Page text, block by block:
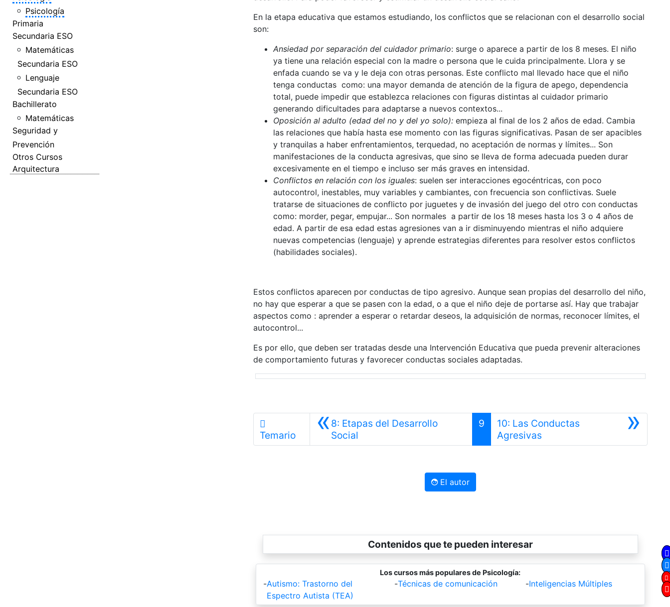
Psicología
Primaria
Secundaria ESO
Matemáticas
Secundaria ESO
Lenguaje
Secundaria ESO
Bachillerato
Matemáticas
Seguridad y
Prevención
Otros Cursos
Arquitectura
En la etapa educativa que estamos estudiando, los conflictos que se relacionan con el desarrollo social
son:
Ansiedad por separación del cuidador primario: surge o aparece a partir de los 8 meses. El niño
ya tiene una relación especial con la madre o persona que le cuida principalmente. Llora y se
enfada cuando se va y le deja con otras personas. Este conflicto mal llevado hace que el niño
tenga conductas como: una mayor demanda de atención de la figura de apego, dependencia
total, puede impedir que establezca relaciones con figuras distintas al cuidador primario
generando dificultades para adaptarse a nuevos contextos...
Oposición al adulto (edad del no y del yo solo):empieza al final de los 2 años de edad. Cambia
las relaciones que había hasta ese momento con las figuras significativas. Pasan de ser apacibles
y tranquilas a haber enfrentamientos, terquedad, no aceptación de normas y límites... Son
manifestaciones de la conducta agresivas, que sino se lleva de forma adecuada pueden durar
excesivamente en el tiempo e incluso ser más graves en intensidad.
Conflictos en relación con los iguales: suelen ser interacciones egocéntricas, con poco
autocontrol, inestables, muy variables y cambiantes, con frecuencia son conflictivas. Suele
tratarse de situaciones de conflicto por juguetes y de invasión del juego del otro con conductas
como: morder, pegar, empujar... Son normales a partir de los 18 meses hasta los 3 o 4 años de
edad. A partir de esa edad estas agresiones van a ir disminuyendo mientras el niño adquiere
nuevas competencias (lenguaje) y aprende estrategias diferentes para resolver estos conflictos
(habilidades sociales).
Estos conflictos aparecen por conductas de tipo agresivo. Aunque sean propias del desarrollo del niño,
no hay que esperar a que se pasen con la edad, o a que el niño deje de portarse así. Hay que trabajar
aspectos como : aprender a esperar o retardar deseos, la adquisición de normas, reconocer límites, el
autocontrol...
Es por ello, que deben ser tratadas desde una Intervención Educativa que pueda prevenir alteraciones
de comportamiento futuras y favorecer conductas sociales adaptadas.
Temario «8: Etapas del Desarrollo
Social
9 »
10: Las Conductas
Agresivas
El autor
Contenidos que te pueden interesar
Los cursos más populares de Psicología:
-Autismo: Trastorno del
Espectro Autista (TEA)
-Técnicas de comunicación -Inteligencias Múltiples